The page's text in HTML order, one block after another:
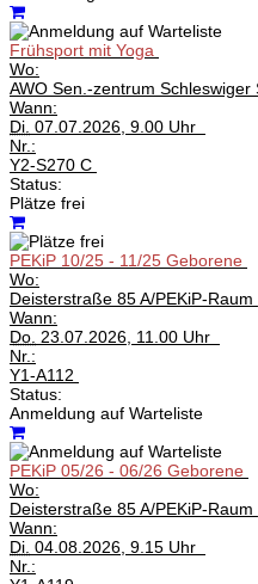
Frühsport mit Yoga
Wo:
AWO Sen.-zentrum
Wann:
Di. 07.07.2026, 9.00 Uhr
Nr.:
Y2-S270 C
Status:
Plätze frei
PEKiP 10/25 - 11/25 Geborene
Wo:
Deisterstraße 85 A/PEKiP-Raum
Wann:
Do. 23.07.2026, 11.00 Uhr
Nr.:
Y1-A112
Status:
Anmeldung auf Warteliste
PEKiP 05/26 - 06/26 Geborene
Wo:
Deisterstraße 85 A/PEKiP-Raum
Wann:
Di. 04.08.2026, 9.15 Uhr
Nr.: